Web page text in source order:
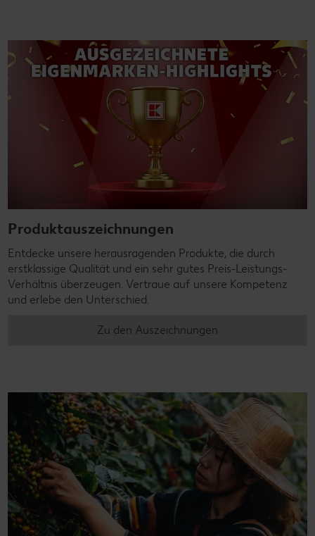
Produktauszeichnungen
Entdecke unsere herausragenden Produkte, die durch
erstklassige Qualität und ein sehr gutes Preis-Leistungs-
Verhältnis überzeugen. Vertraue auf unsere Kompetenz
und erlebe den Unterschied.
Zu den Auszeichnungen